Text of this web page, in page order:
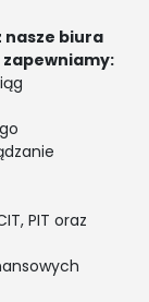
nasze biura
PIT oraz